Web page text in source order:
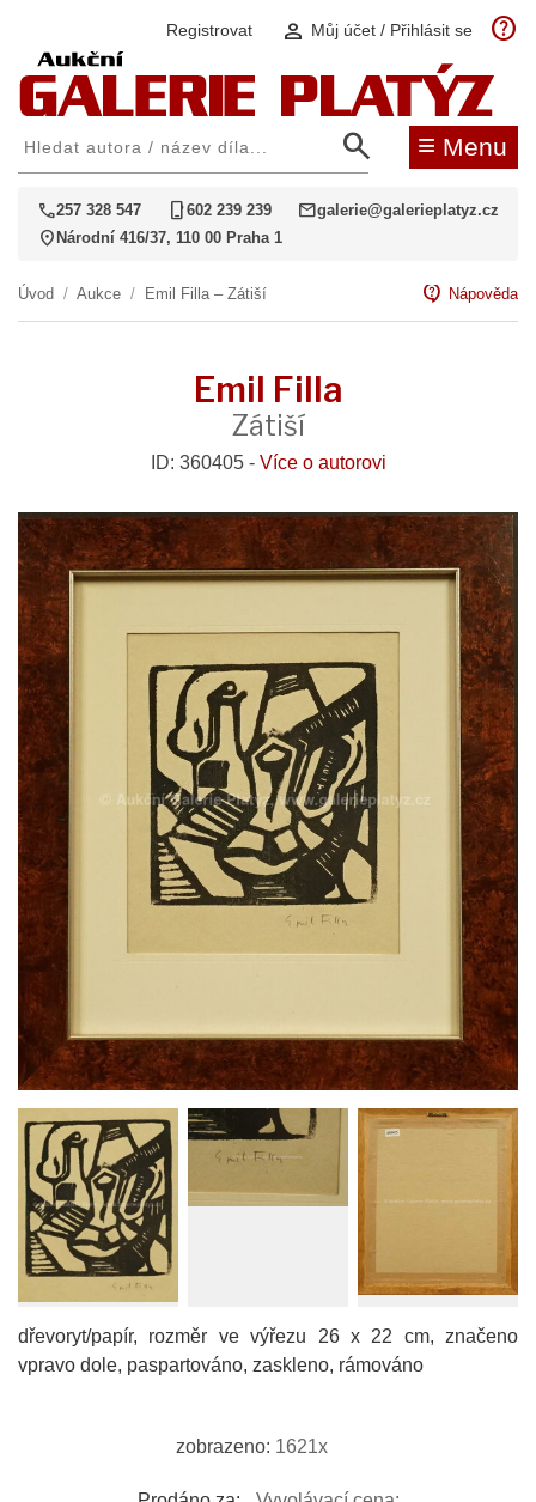
Registrovat person Můj účet / Přihlásit se help
search ≡ Menu
call257 328 547 phone_iphone602 239 239 mailgalerie@galerieplatyz.cz
location_on Národní 416/37, 110 00 Praha 1
Úvod / Aukce / Emil Filla – Zátiší contact_support Nápověda
Emil Filla
Zátiší
ID: 360405 - Více o autorovi
dřevoryt/papír, rozměr ve výřezu 26 x 22 cm, značeno
vpravo dole, paspartováno, zaskleno, rámováno
zobrazeno: 1621x